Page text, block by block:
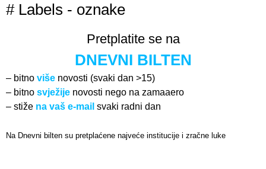
# Labels - oznake
Pretplatite se na
DNEVNI BILTEN
– bitno više novosti (svaki dan >15)
– bitno svježije novosti nego na zamaaero
– stiže na vaš e-mail svaki radni dan
Na Dnevni bilten su pretplaćene najveće institucije i zračne luke